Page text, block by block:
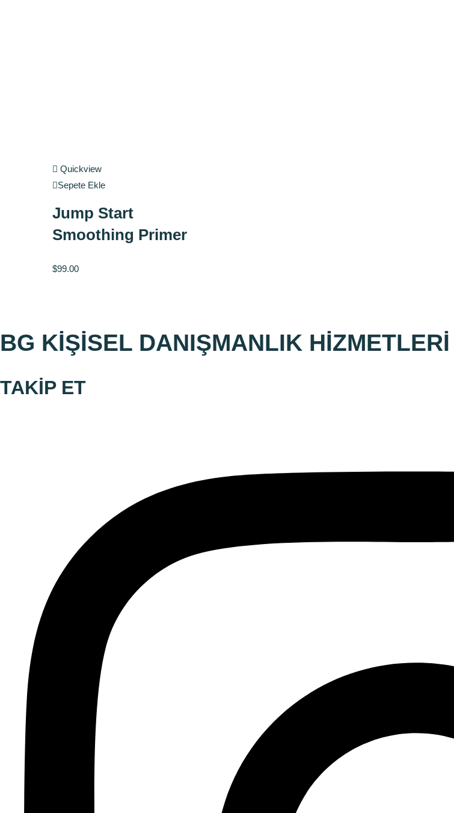
Quickview
Sepete Ekle
Jump Start
Smoothing Primer
$99.00
BG KİŞİSEL DANIŞMANLIK
TAKİP ET